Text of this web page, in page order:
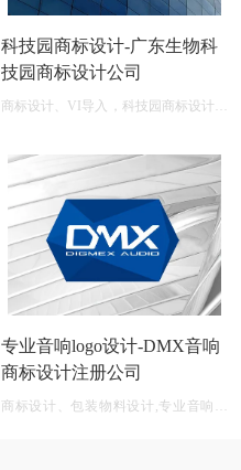
科技园商标设计-广东生物科
技园商标设计公司
商标设计、VI导入，科技园商标设计在
专业音响logo设计-DMX音响
商标设计注册公司
商标设计、包装物料设计,专业音响公